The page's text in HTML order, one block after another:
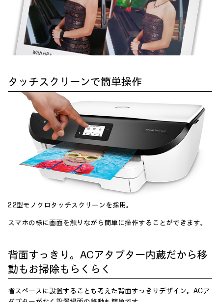
タッチスクリーンで簡単操作
2.2型モノクロタッチスクリーンを採用。
スマホの様に画面を触りながら簡単に操作することができます。
背面すっきり。ACアタブター内蔵だから移
動もお掃除もらくらく
省スペースに設置することも考えた背面すっきりデザイン。ACア